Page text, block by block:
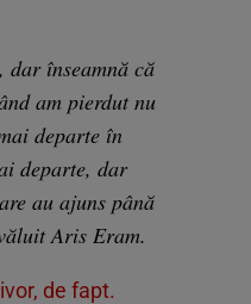
dar înseamnă că
am pierdut nu
departe în
departe, dar
au ajuns până
Aris Eram.
de fapt.